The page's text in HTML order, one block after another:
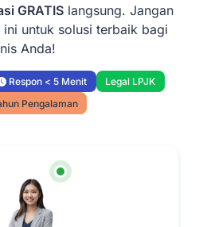
GRATISlangsung. Jangan
untuk solusi terbaik bagi
Anda!
Respon < 5 Menit
Legal LPJK
Pengalaman